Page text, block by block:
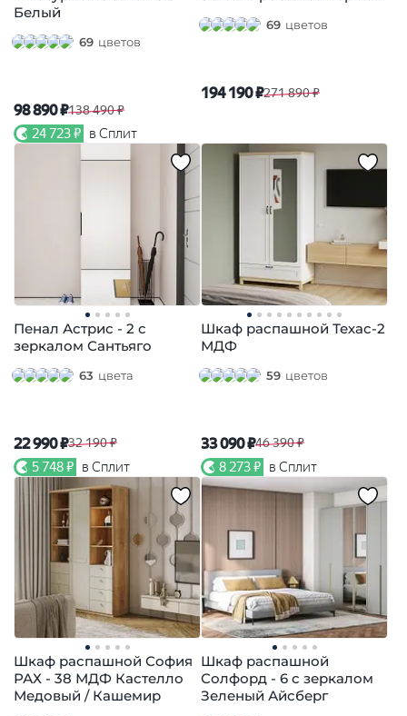
Белый
69 цветов
98 890 ₽138 490 ₽
24 723 ₽ в Сплит
69 цветов
194 190 ₽271 890 ₽
Пенал Астрис - 2 с
зеркалом Сантьяго
63 цвета
22 990 ₽32 190 ₽
5 748 ₽ в Сплит
Шкаф распашной Техас-2
МДФ
59 цветов
33 090 ₽46 390 ₽
8 273 ₽ в Сплит
Шкаф распашной София
РАХ - 38 МДФ Кастелло
Медовый / Кашемир
Шкаф распашной
Солфорд - 6 с зеркалом
Зеленый Айсберг